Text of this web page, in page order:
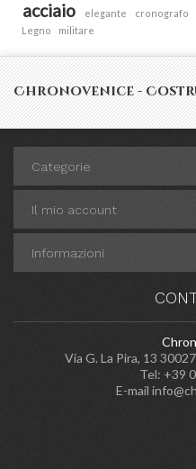
acciaio elegante cronografo
Legno
militare
Chronovenice -
Categorie
Il mio account
Informazioni
Via G. La Pira, 13
Tel: +39
E-mail